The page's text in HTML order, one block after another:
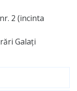
2 (incinta
Galați